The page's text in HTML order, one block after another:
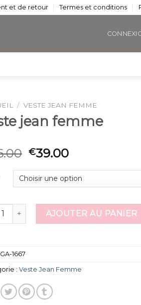
et de retour Termes et conditions
/ VESTE JEAN FEMME
jean femme
€39.00
de veste jean femme
AJOUTER AU PANIER
GA-1667
:Veste Jean Femme